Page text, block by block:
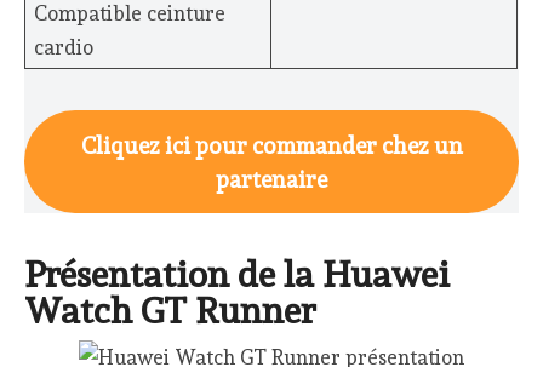
Compatible ceinture
cardio
Cliquez ici pour commander chez un
partenaire
Présentation de la Huawei
Watch GT Runner